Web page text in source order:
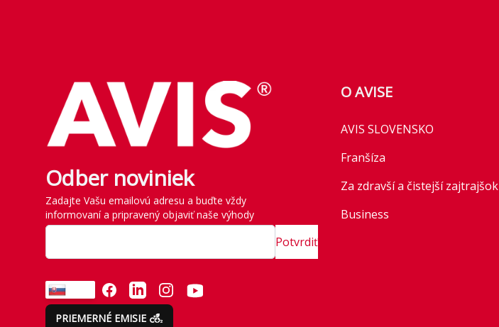
O AVISE
AVIS SLOVENSKO
Franšíza
Za zdravší a čistejší zajtrajšok
Business
Odber noviniek
Zadajte Vašu emailovú adresu a buďte vždy
informovaní a pripravený objaviť naše výhody
Potvrdiť
FACEBOOKLINKEDININSTAGRAM
YOUTUBE
PRIEMERNÉ EMISIE